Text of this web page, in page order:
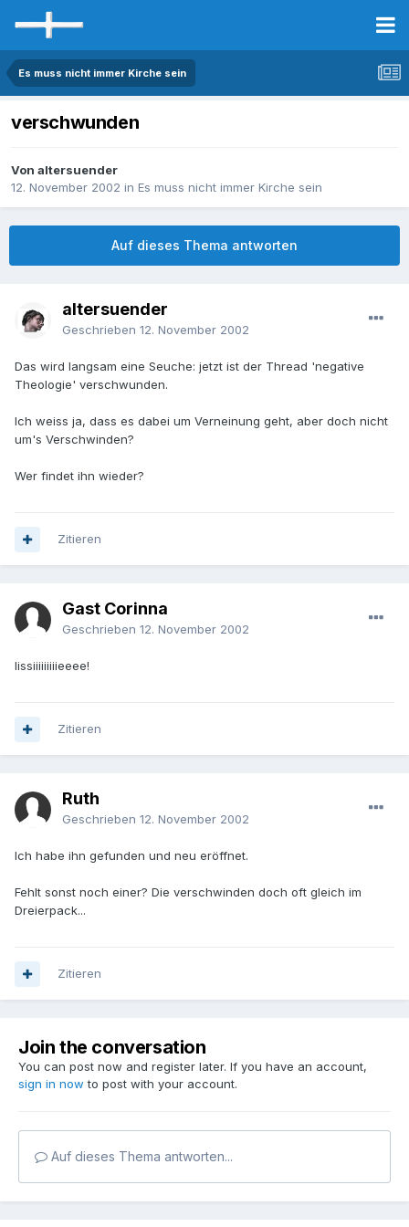
Es muss nicht immer Kirche sein
verschwunden
Von altersuender
12. November 2002 in Es muss nicht immer Kirche sein
Auf dieses Thema antworten
altersuender
Geschrieben 12. November 2002
Das wird langsam eine Seuche: jetzt ist der Thread 'negative
Theologie' verschwunden.
Ich weiss ja, dass es dabei um Verneinung geht, aber doch nicht
um's Verschwinden?
Wer findet ihn wieder?
Zitieren
Gast Corinna
Geschrieben 12. November 2002
lissiiiiiiiiieeee!
Zitieren
Ruth
Geschrieben 12. November 2002
Ich habe ihn gefunden und neu eröffnet.
Fehlt sonst noch einer? Die verschwinden doch oft gleich im
Dreierpack...
Zitieren
Join the conversation
You can post now and register later. If you have an account,
sign in now to post with your account.
Auf dieses Thema antworten...